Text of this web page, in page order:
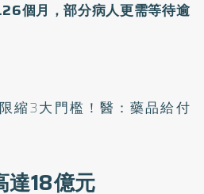
個月，部分病人更需等待逾
縮3大門檻！醫：藥品給付
達18億元